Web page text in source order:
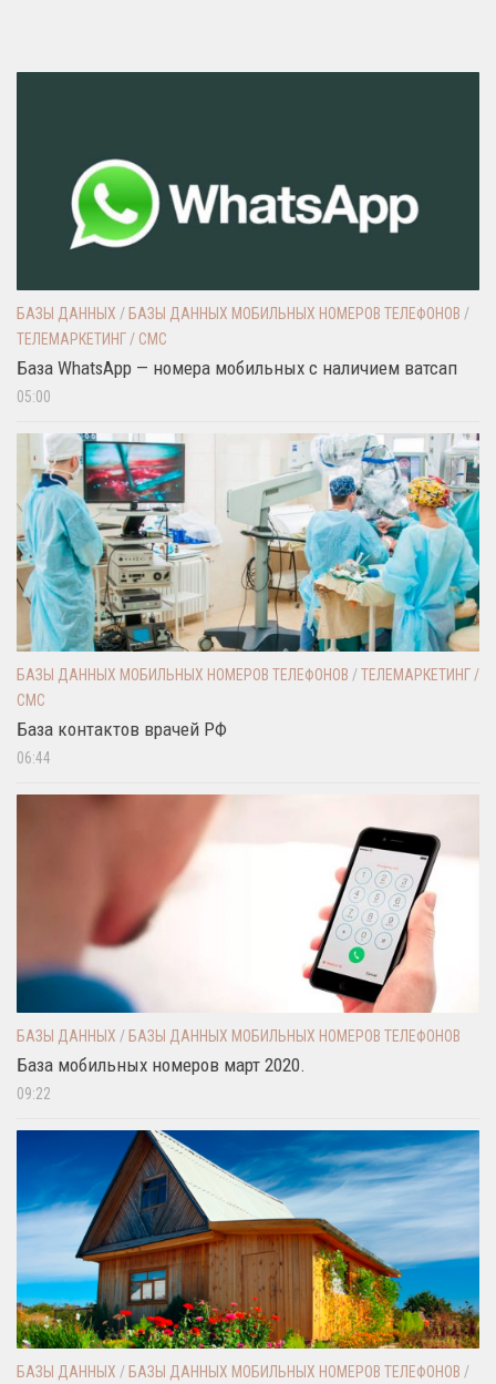
БАЗЫ ДАННЫХ / БАЗЫ ДАННЫХ МОБИЛЬНЫХ НОМЕРОВ ТЕЛЕФОНОВ /
ТЕЛЕМАРКЕТИНГ / СМС
База WhatsApp — номера мобильных с наличием ватсап
05:00
БАЗЫ ДАННЫХ МОБИЛЬНЫХ НОМЕРОВ ТЕЛЕФОНОВ /ТЕЛЕМАРКЕТИНГ /
СМС
База контактов врачей РФ
06:44
БАЗЫ ДАННЫХ / БАЗЫ ДАННЫХ МОБИЛЬНЫХ НОМЕРОВ ТЕЛЕФОНОВ
База мобильных номеров март 2020.
09:22
БАЗЫ ДАННЫХ / БАЗЫ ДАННЫХ МОБИЛЬНЫХ НОМЕРОВ ТЕЛЕФОНОВ /